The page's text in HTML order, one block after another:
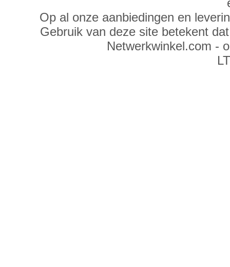
Op al onze aanbiedingen en
Gebruik van deze site betekent
Netwerkwinkel.com -